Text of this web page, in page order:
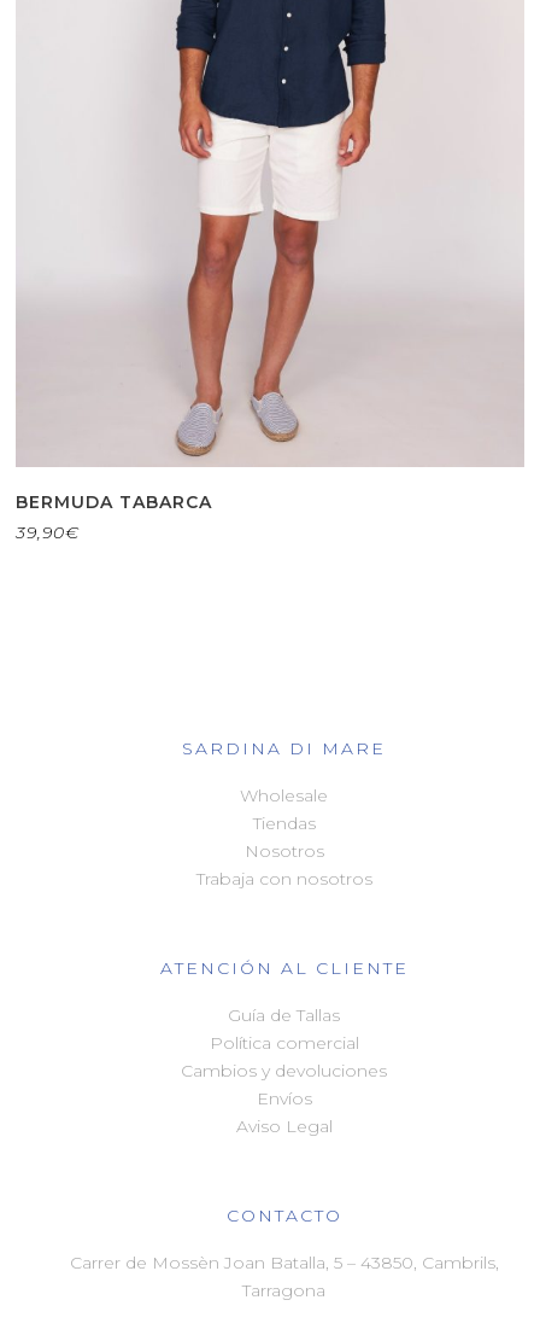
BERMUDA TABARCA
39,90€
SARDINA DI MARE
Wholesale
Tiendas
Nosotros
Trabaja con nosotros
ATENCIÓN AL CLIENTE
Guía de Tallas
Política comercial
Cambios y devoluciones
Envíos
Aviso Legal
CONTACTO
Carrer de Mossèn Joan Batalla, 5 – 43850, Cambrils,
Tarragona